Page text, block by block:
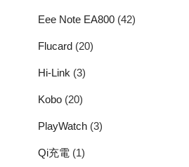
Eee Note EA800 (42)
Flucard (20)
Hi-Link (3)
Kobo (20)
PlayWatch (3)
Qi充電 (1)